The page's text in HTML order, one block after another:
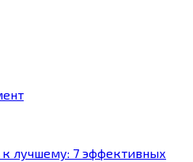
лучшему: 7 эффективных